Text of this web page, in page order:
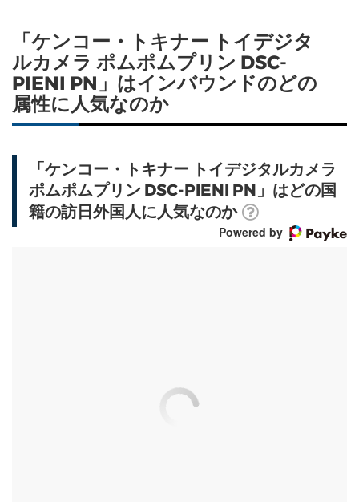
「ケンコー・トキナー トイデジタ
ルカメラ ポムポムプリン DSC-
PIENI PN」はインバウンドのどの
属性に人気なのか
「ケンコー・トキナー トイデジタルカメラ
ポムポムプリン DSC-PIENI PN」はどの国
籍の訪日外国人に人気なのか
Powered by